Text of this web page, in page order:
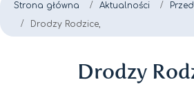
Strona główna Aktualności
Drodzy Rodzice,
Drodzy